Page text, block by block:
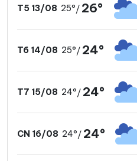
T5 13/08 25°/ 26°
T6 14/08 25°/ 24°
T7 15/08 24°/ 24°
CN 16/08 24°/ 24°